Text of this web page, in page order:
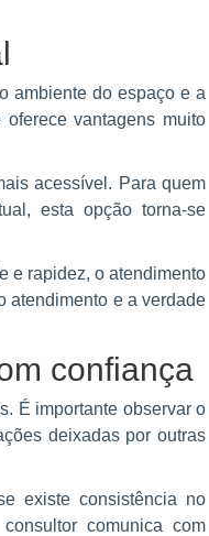
ambiente do espaço e a
vantagens muito
acessível. Para quem
esta opção torna-se
e rapidez, o atendimento
atendimento e a verdade
confiança
É importante observar o
deixadas por outras
existe consistência no
comunica com